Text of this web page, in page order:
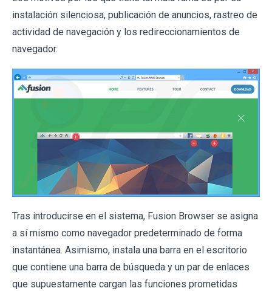
instalación silenciosa, publicación de anuncios, rastreo de
actividad de navegación y los redireccionamientos de
navegador.
Tras introducirse en el sistema, Fusion Browser se asigna
a sí mismo como navegador predeterminado de forma
instantánea. Asimismo, instala una barra en el escritorio
que contiene una barra de búsqueda y un par de enlaces
que supuestamente cargan las funciones prometidas